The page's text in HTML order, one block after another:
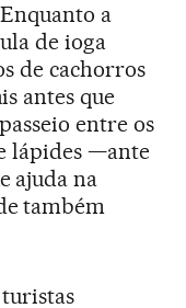
a
de ioga
de cachorros
antes que
entre os
lápides —ante
ajuda na
também